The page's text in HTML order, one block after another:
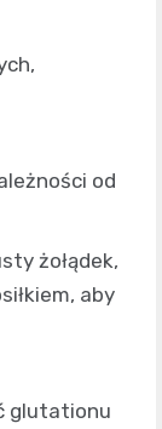
od
żołądek,
aby
glutationu